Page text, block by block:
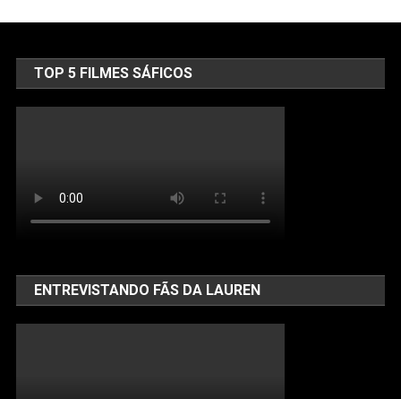
TOP 5 FILMES SÁFICOS
ENTREVISTANDO FÃS DA LAUREN